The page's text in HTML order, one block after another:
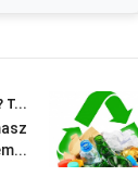
T...